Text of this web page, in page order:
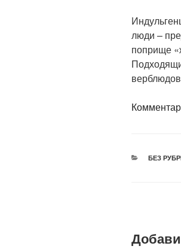
люди –
поприще
РУБРИКИ
БЕЗ